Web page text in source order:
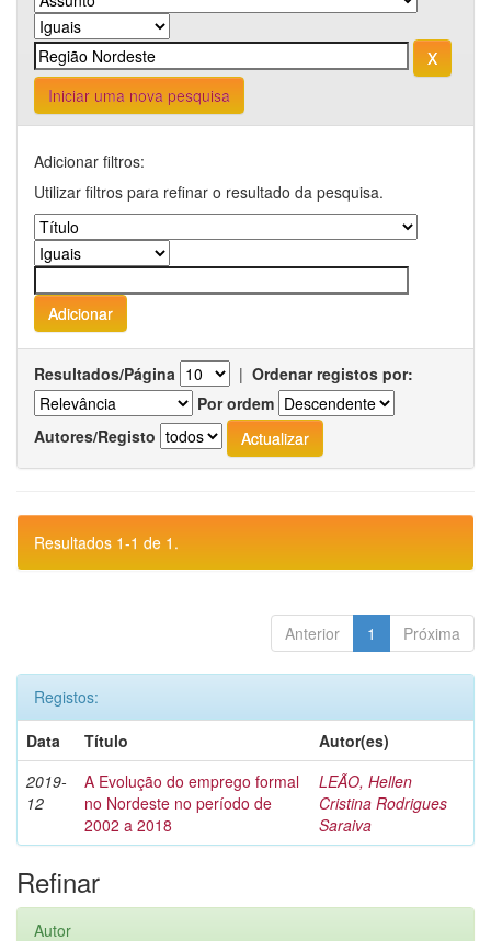
Iniciar uma nova pesquisa
Adicionar filtros:
Utilizar filtros para refinar o resultado da pesquisa.
Resultados/Página | Ordenar registos por:
Por ordem
Autores/Registo
Resultados 1-1 de 1.
Anterior 1 Próxima
Registos:
Data
Título
Autor(es)
2019-
12
A Evolução do emprego formal
no Nordeste no período de
2002 a 2018
LEÃO, Hellen
Cristina Rodrigues
Saraiva
Refinar
Autor